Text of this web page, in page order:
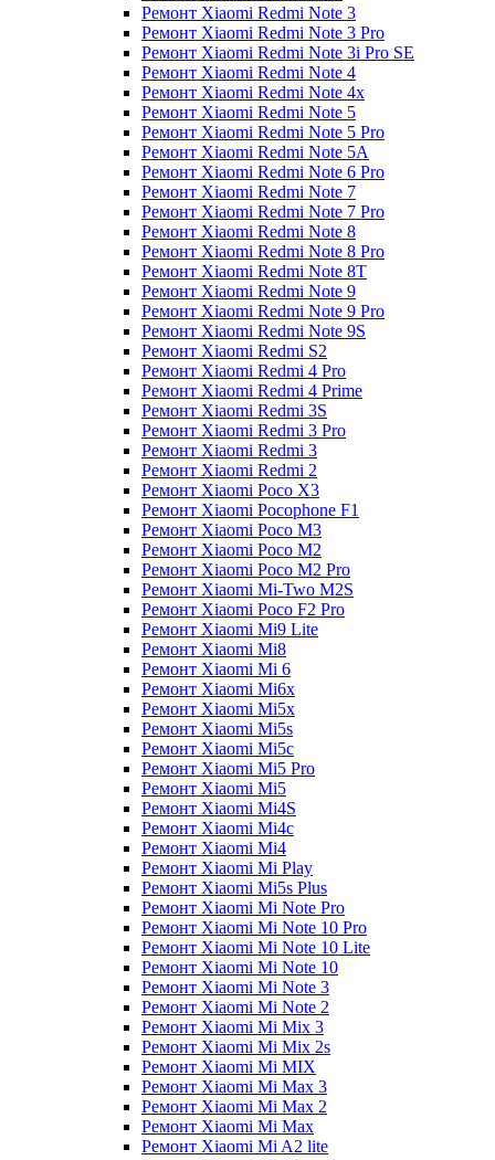
Ремонт Xiaomi Redmi Note 3
Ремонт Xiaomi Redmi Note 3 Pro
Ремонт Xiaomi Redmi Note 3i Pro SE
Ремонт Xiaomi Redmi Note 4
Ремонт Xiaomi Redmi Note 4x
Ремонт Xiaomi Redmi Note 5
Ремонт Xiaomi Redmi Note 5 Pro
Ремонт Xiaomi Redmi Note 5A
Ремонт Xiaomi Redmi Note 6 Pro
Ремонт Xiaomi Redmi Note 7
Ремонт Xiaomi Redmi Note 7 Pro
Ремонт Xiaomi Redmi Note 8
Ремонт Xiaomi Redmi Note 8 Pro
Ремонт Xiaomi Redmi Note 8T
Ремонт Xiaomi Redmi Note 9
Ремонт Xiaomi Redmi Note 9 Pro
Ремонт Xiaomi Redmi Note 9S
Ремонт Xiaomi Redmi S2
Ремонт Xiaomi Redmi 4 Pro
Ремонт Xiaomi Redmi 4 Prime
Ремонт Xiaomi Redmi 3S
Ремонт Xiaomi Redmi 3 Pro
Ремонт Xiaomi Redmi 3
Ремонт Xiaomi Redmi 2
Ремонт Xiaomi Poco X3
Ремонт Xiaomi Pocophone F1
Ремонт Xiaomi Poco M3
Ремонт Xiaomi Poco M2
Ремонт Xiaomi Poco M2 Pro
Ремонт Xiaomi Mi-Two M2S
Ремонт Xiaomi Poco F2 Pro
Ремонт Xiaomi Mi9 Lite
Ремонт Xiaomi Mi8
Ремонт Xiaomi Mi 6
Ремонт Xiaomi Mi6x
Ремонт Xiaomi Mi5x
Ремонт Xiaomi Mi5s
Ремонт Xiaomi Mi5c
Ремонт Xiaomi Mi5 Pro
Ремонт Xiaomi Mi5
Ремонт Xiaomi Mi4S
Ремонт Xiaomi Mi4c
Ремонт Xiaomi Mi4
Ремонт Xiaomi Mi Play
Ремонт Xiaomi Mi5s Plus
Ремонт Xiaomi Mi Note Pro
Ремонт Xiaomi Mi Note 10 Pro
Ремонт Xiaomi Mi Note 10 Lite
Ремонт Xiaomi Mi Note 10
Ремонт Xiaomi Mi Note 3
Ремонт Xiaomi Mi Note 2
Ремонт Xiaomi Mi Mix 3
Ремонт Xiaomi Mi Mix 2s
Ремонт Xiaomi Mi MIX
Ремонт Xiaomi Mi Max 3
Ремонт Xiaomi Mi Max 2
Ремонт Xiaomi Mi Max
Ремонт Xiaomi Mi A2 lite